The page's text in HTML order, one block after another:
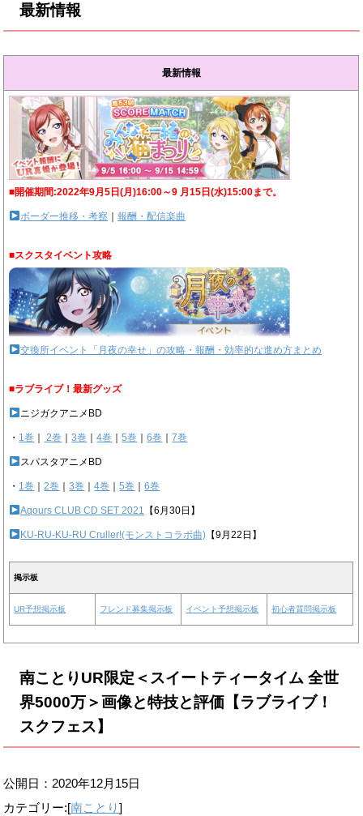
最新情報
最新情報
■開催期間:2022年9月5日(月)16:00～9 月15日(水)15:00まで。
ボーダー推移・考察 ｜報酬・配信楽曲
■スクスタイベント攻略
交換所イベント「月夜の幸せ」の攻略・報酬・効率的な進め方まとめ
■ラブライブ！最新グッズ
ニジガクアニメBD
・ 1巻 2巻 ｜3巻 ｜4巻 ｜5巻 ｜6巻 ｜7巻
スパスタアニメBD
・ 1巻 ｜2巻 ｜3巻 ｜4巻 ｜5巻 ｜6巻
Aqours CLUB CD SET 2021 【6月30日】
KU-RU-KU-RU Cruller!(モンストコラボ曲) 【9月22日】
掲示板
UR予想掲示板 フレンド募集掲示板 イベント予想掲示板 初心者質問掲示板
南ことりUR限定＜スイートティータイム 全世
界5000万＞画像と特技と評価【ラブライブ！
スクフェス】
公開日： 2020年12月15日
カテゴリー:[南ことり]